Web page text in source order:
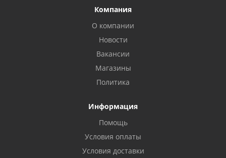
Компания
О компании
Новости
Вакансии
Магазины
Политика
Информация
Помощь
Условия оплаты
Условия доставки